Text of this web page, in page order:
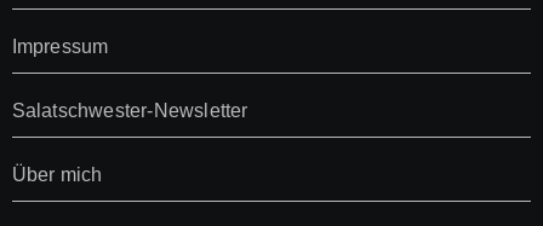
Impressum
Salatschwester-Newsletter
Über mich